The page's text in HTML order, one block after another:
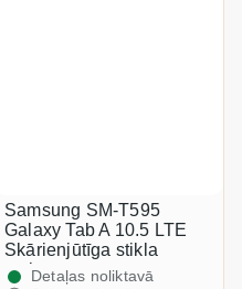
Samsung SM-T595
Galaxy Tab A 10.5 LTE
Skārienjūtīga stikla
maiņaDetaļas noliktavā